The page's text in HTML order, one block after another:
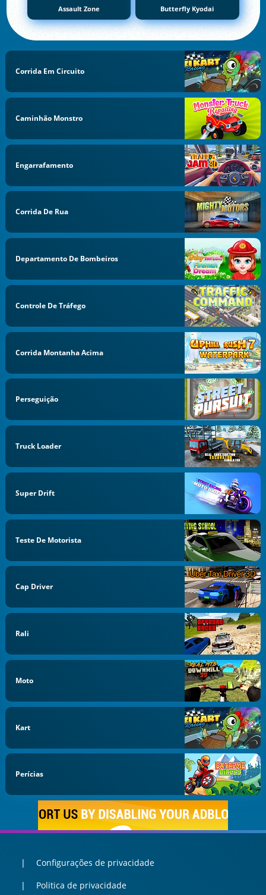
Assault Zone Butterfly Kyodai
Corrida Em Circuito
Caminhão Monstro
Engarrafamento
Corrida De Rua
Departamento De Bombeiros
Controle De Tráfego
Corrida Montanha Acima
Perseguição
Truck Loader
Super Drift
Teste De Motorista
Cap Driver
Rali
Moto
Kart
Perícias
Configurações de privacidade
Politica de privacidade